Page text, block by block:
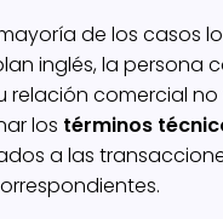
de los casos
inglés, la persona
relación comercial no
los términos
a las